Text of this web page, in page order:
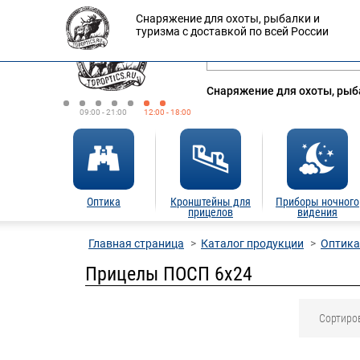
09:00 - 21:00 12:00 - 18:00
Оплата Доставка
Снаряжение для охоты,
Оптика
Кронштейны для
прицелов
Приборы ночного
видения
Снаряжение для охоты, рыбалки и
туризма с доставкой по всей России
Главная страница Каталог продукции Оптика
Прицелы ПОСП 6х24